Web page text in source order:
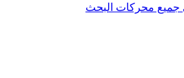
جميع محركات البحث